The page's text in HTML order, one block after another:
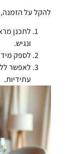
להקל על הזמנה,
לתכנן
ונגיש.
לספק
לאפשר
עתידיות.